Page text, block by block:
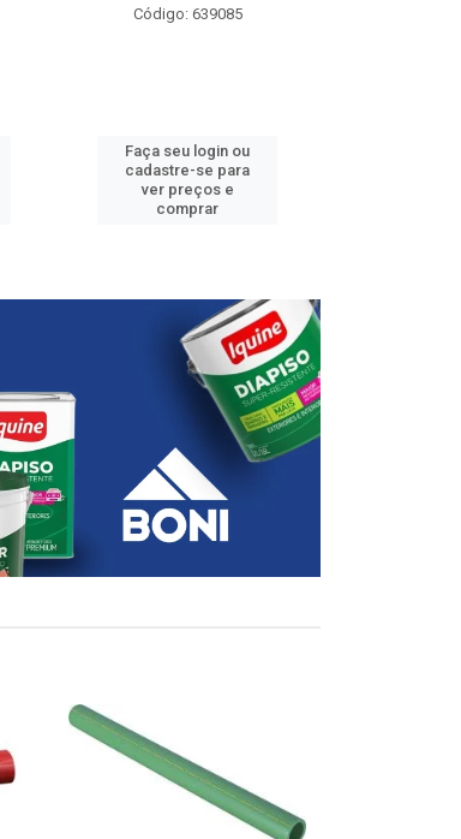
Código: 639085
Faça seu login ou
cadastre-se para
ver preços e
comprar